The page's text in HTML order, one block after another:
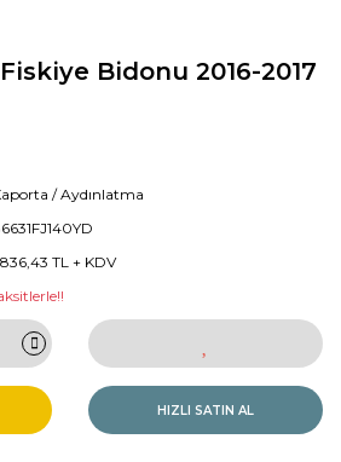
Bidonu 2016-2017
/ Aydınlatma
TL + KDV
HIZLI SATIN AL